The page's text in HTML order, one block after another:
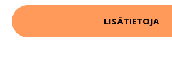
LISÄTIETOJA